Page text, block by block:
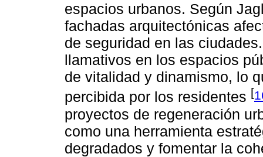
espacios urbanos. Según
fachadas arquitectónicas
de seguridad en las
llamativos en los espacios
de vitalidad y dinamismo, lo
percibida por los residentes [
proyectos de regeneración
como una herramienta
degradados y fomentar la